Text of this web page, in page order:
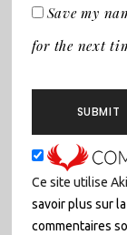
Save my
for the next
Ce site utilise
savoir plus sur
commentaires